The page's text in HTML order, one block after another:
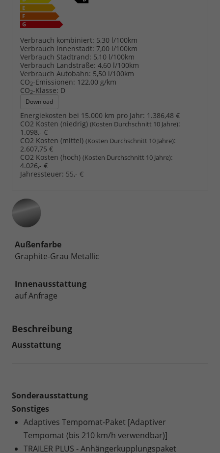
Verbrauch kombiniert: 5,30 l/100km
Verbrauch Innenstadt: 7,00 l/100km
Verbrauch Stadtrand: 5,10 l/100km
Verbrauch Landstraße: 4,60 l/100km
Verbrauch Autobahn: 5,50 l/100km
CO2-Emissionen: 122,00 g/km
CO2-Klasse: D
Download
Energiekosten bei 15.000 km pro Jahr: 1.386,48 €
CO2 Kosten (niedrig) (Kosten Durchschnitt 10 Jahre):
1.098,- €
CO2 Kosten (mittel) (Kosten Durchschnitt 10 Jahre):
2.607,75 €
CO2 Kosten (hoch) (Kosten Durchschnitt 10 Jahre):
4.026,- €
Jahressteuer: 55,- €
Außenfarbe
Graphite-Grau Metallic
Innenausstattung
auf Anfrage
Beschreibung
Ausstattung
Sonderausstattung
Sonstiges
Adaptives Tempomat-Paket [Adaptiver
Tempomat (bis 210 km/h verwendbar)]
TRAILER PLUS - Anhängerkupplungspaket